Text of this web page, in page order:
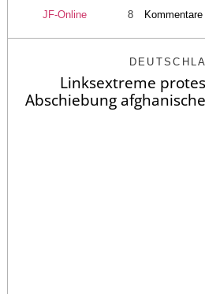
JF-Online 8
Linksextreme
Abschiebung